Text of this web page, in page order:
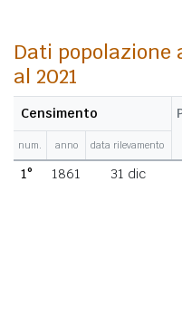
Dati popolazione
al 2021
Censimento
num. anno data rilevamento
1° 1861 31 dic